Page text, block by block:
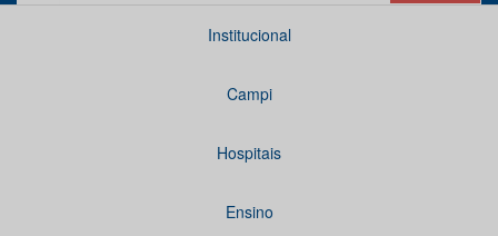
Institucional
Campi
Hospitais
Ensino